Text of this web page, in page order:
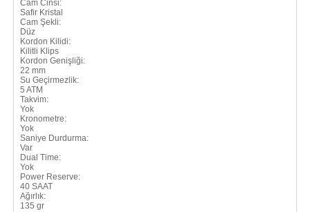
Cam Cinsi:
Safir Kristal
Cam Şekli:
Düz
Kordon Kilidi:
Kilitli Klips
Kordon Genişliği:
22 mm
Su Geçirmezlik:
5 ATM
Takvim:
Yok
Kronometre:
Yok
Saniye Durdurma:
Var
Dual Time:
Yok
Power Reserve:
40 SAAT
Ağırlık:
135 gr